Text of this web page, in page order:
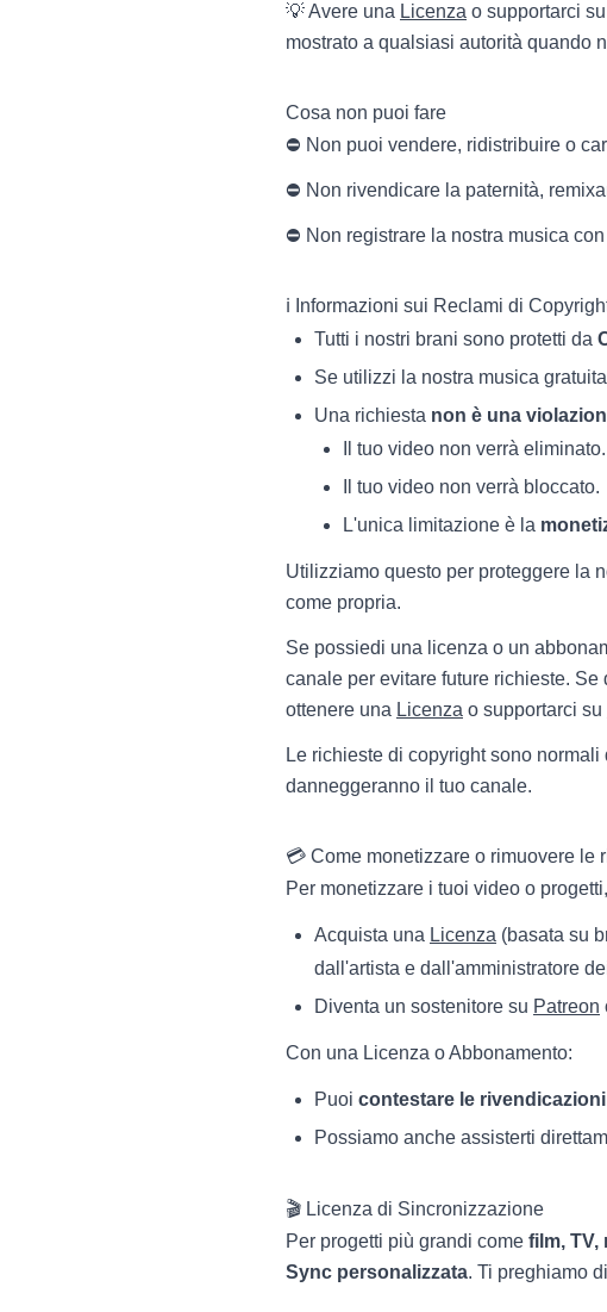
💡 Avere una Licenza o supportarci su
mostrato a qualsiasi autorità quando
Cosa non puoi fare
⛔ Non puoi vendere, ridistribuire o
⛔ Non rivendicare la paternità,
⛔ Non registrare la nostra musica
ℹ️ Informazioni sui Reclami di
Tutti i nostri brani sono protetti da
Se utilizzi la nostra musica
Una richiesta non è una
Il tuo video non verrà eliminato.
Il tuo video non verrà bloccato.
L'unica limitazione è la
Utilizziamo questo per proteggere la
come propria.
Se possiedi una licenza o un
canale per evitare future richieste.
ottenere una Licenza o supportarci su
Le richieste di copyright sono
danneggeranno il tuo canale.
💳 Come monetizzare o rimuovere le
Per monetizzare i tuoi video o
Acquista una Licenza (basata su
dall'artista e dall'amministratore
Diventa un sostenitore su Patreon
Con una Licenza o Abbonamento:
Puoi contestare le
Possiamo anche assisterti
🎬 Licenza di Sincronizzazione
Per progetti più grandi come film,
Sync personalizzata. Ti preghiamo